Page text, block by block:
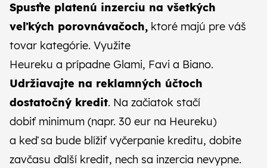
Spusťte platenú inzerciu na všetkých
veľkých porovnávačoch, ktoré majú pre váš
tovar kategórie. Využite
Heureku a prípadne Glami, Favi a Biano.
Udržiavajte na reklamných účtoch
dostatočný kredit. Na začiatok stačí
dobiť minimum (napr. 30 eur na Heureku)
a keď sa bude blížiť vyčerpanie kreditu, dobite
zavčasu ďalší kredit, nech sa inzercia nevypne.